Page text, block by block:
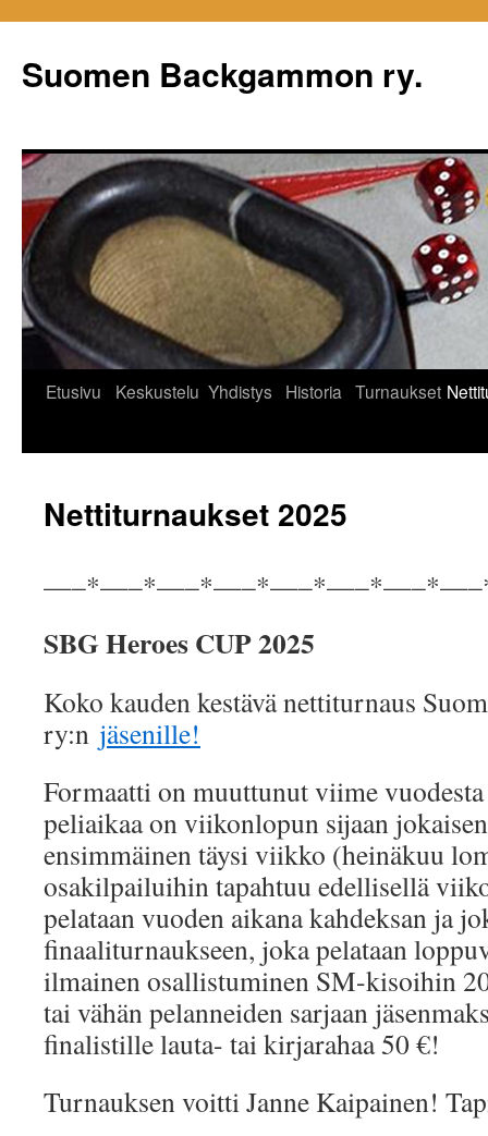
Suomen Backgammon ry.
Etusivu Keskustelu Yhdistys Historia Turnaukset
Nettiturnaukset 2025
SBG Heroes CUP 2025
Koko kauden kestävä nettiturnaus
ry:n jäsenille!
Formaatti on muuttunut viime
peliaikaa on viikonlopun sijaan
ensimmäinen täysi viikko (heinäkuu
osakilpailuihin tapahtuu edellisellä
pelataan vuoden aikana kahdeksan ja
finaaliturnaukseen, joka pelataan
ilmainen osallistuminen SM-kisoihin
tai vähän pelanneiden sarjaan
finalistille lauta- tai kirjarahaa 50 €!
Turnauksen voitti Janne Kaipainen!